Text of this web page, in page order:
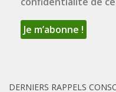
DERNIERS RAPPELS